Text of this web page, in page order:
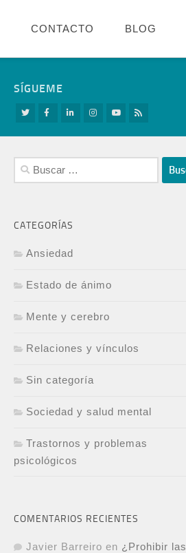
CONTACTO BLOG
SÍGUEME
Buscar:
CATEGORÍAS
Ansiedad
Estado de ánimo
Mente y cerebro
Relaciones y vínculos
Sin categoría
Sociedad y salud mental
Trastornos y problemas
psicológicos
COMENTARIOS RECIENTES
Javier Barreiro en ¿Prohibir las